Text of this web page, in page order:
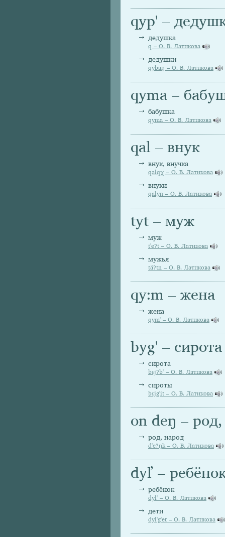
qyp' –
дедушка
q – О. В. Латикова
дедушки
qybaŋ – О. В. Латикова
qyma –
бабушка
qyma – О. В. Латикова
qal – внук
внук, внучка
qalqχ – О. В. Латикова
внуки
qalyn – О. В. Латикова
tyt – муж
муж
t'e?t – О. В. Латикова
мужья
tä?tn – О. В. Латикова
qy:m – жена
жена
qym' – О. В. Латикова
byg' – сирота
сирота
bεj?b' – О. В. Латикова
сироты
bεjg'it – О. В. Латикова
on deŋ –
род, народ
d'e?ŋk – О. В. Латикова
dyľ –
ребёнок
dyl' – О. В. Латикова
дети
dyl'g'et – О. В. Латикова